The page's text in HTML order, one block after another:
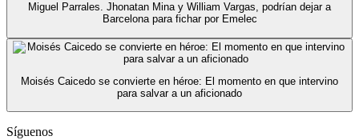
Miguel Parrales. Jhonatan Mina y William Vargas, podrían dejar a
Barcelona para fichar por Emelec
Moisés Caicedo se convierte en héroe: El momento en que intervino
para salvar a un aficionado
Síguenos